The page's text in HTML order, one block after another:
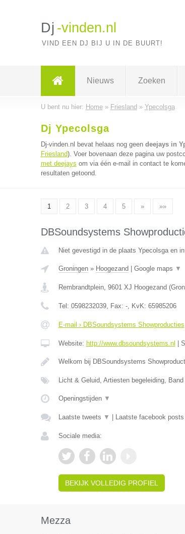
Dj -vinden.nl
VIND EEN DJ BIJ U IN DE BUURT!
Nieuws Zoeken
U bent nu hier: Home» Friesland » Ypecolsga
Dj Ypecolsga
Dj-vinden.nl bevat helaas nog geen deejays in
Friesland). Voer bovenaan deze pagina uw
met deejays om via één e-mail in contact te
resultaten getoond.
1 2 3 4 5 » »»
DBSoundsystems
Niet gevestigd in de plaats Ypecolsga en
Groningen» Hoogezand Google maps ▼
Rembrandtplein, 9601 XJ Hoogezand (
Tel: 0598232039, Fax: -, KvK: 65985206
E-mail › DBSoundsystems Showproducties
Website: http://www.dbsoundsystems.nl
Welkom bij DBSoundsystems
Licht & Geluid, Artiesten begeleiding,
Openingstijden ▼
Laatste tweets ▼ Laatste facebook posts
Sociale media:
BEKIJK VOLLEDIG PROFIEL
Mezza